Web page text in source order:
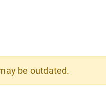
be outdated.